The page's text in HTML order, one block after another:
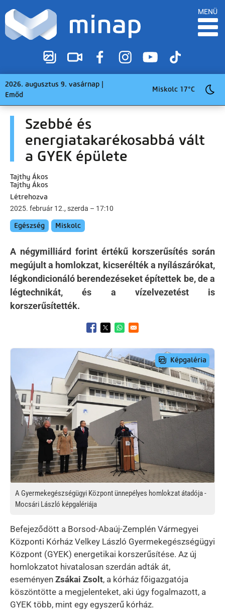
MENÜ
2026. augusztus 9. vasárnap |
Emőd
Miskolc 17°C
Szebbé és
energiatakarékosabbá vált
a GYEK épülete
Tajthy Ákos
Tajthy Ákos
Létrehozva
2025. február 12., szerda – 17:10
Egészség Miskolc
A négymilliárd forint értékű korszerűsítés során
megújult a homlokzat, kicserélték a nyílászárókat,
légkondicionáló berendezéseket építettek be, de a
légtechnikát, és a vízelvezetést is
korszerűsítették.
Opens in a new window
Opens in a new window
Opens in a new window
Preview Image
A Gyermekegészségügyi Központ ünnepélyes homlokzat átadója -
Mocsári László képgalériája
Befejeződött a Borsod-Abaúj-Zemplén Vármegyei
Központi Kórház Velkey László Gyermekegészségügyi
Központ (GYEK) energetikai korszerűsítése. Az új
homlokzatot hivatalosan szerdán adták át,
eseményen Zsákai Zsolt, a kórház főigazgatója
köszöntötte a megjelenteket, aki úgy fogalmazott, a
GYEK több, mint egy egyszerű kórház.